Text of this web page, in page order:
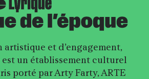
et d’engagement,
un établissement culturel
porté par Arty Farty, ARTE